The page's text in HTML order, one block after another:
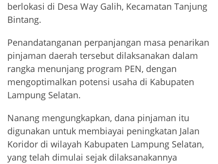
berlokasi di Desa Way Galih, Kecamatan Tanjung
Bintang.
Penandatanganan perpanjangan masa penarikan
pinjaman daerah tersebut dilaksanakan dalam
rangka menunjang program PEN, dengan
mengoptimalkan potensi usaha di Kabupaten
Lampung Selatan.
Nanang mengungkapkan, dana pinjaman itu
digunakan untuk membiayai peningkatan Jalan
Koridor di wilayah Kabupaten Lampung Selatan,
yang telah dimulai sejak dilaksanakannya